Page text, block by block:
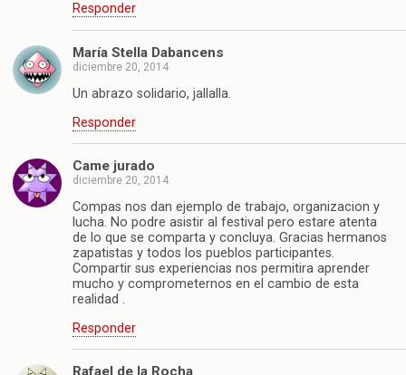
Responder
María Stella Dabancens
diciembre 20, 2014
Un abrazo solidario, jallalla.
Responder
Came jurado
diciembre 20, 2014
Compas nos dan ejemplo de trabajo, organizacion y
lucha. No podre asistir al festival pero estare atenta
de lo que se comparta y concluya. Gracias hermanos
zapatistas y todos los pueblos participantes.
Compartir sus experiencias nos permitira aprender
mucho y comprometernos en el cambio de esta
realidad .
Responder
Rafael de la Rocha